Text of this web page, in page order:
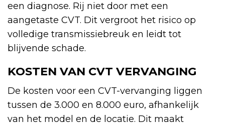
een diagnose. Rij niet door met een
aangetaste CVT. Dit vergroot het risico op
volledige transmissiebreuk en leidt tot
blijvende schade.
KOSTEN VAN CVT VERVANGING
De kosten voor een CVT-vervanging liggen
tussen de 3.000 en 8.000 euro, afhankelijk
van het model en de locatie. Dit maakt